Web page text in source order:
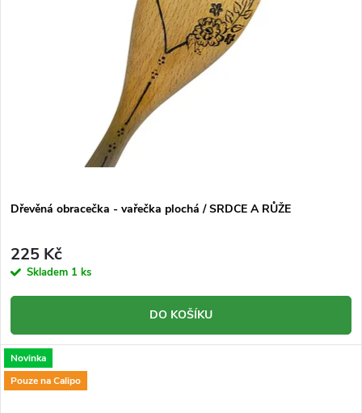
Dřevěná obracečka - vařečka plochá / SRDCE A RŮŽE
225 Kč
Skladem 1 ks
DO KOŠÍKU
Novinka
Pouze na Calipo